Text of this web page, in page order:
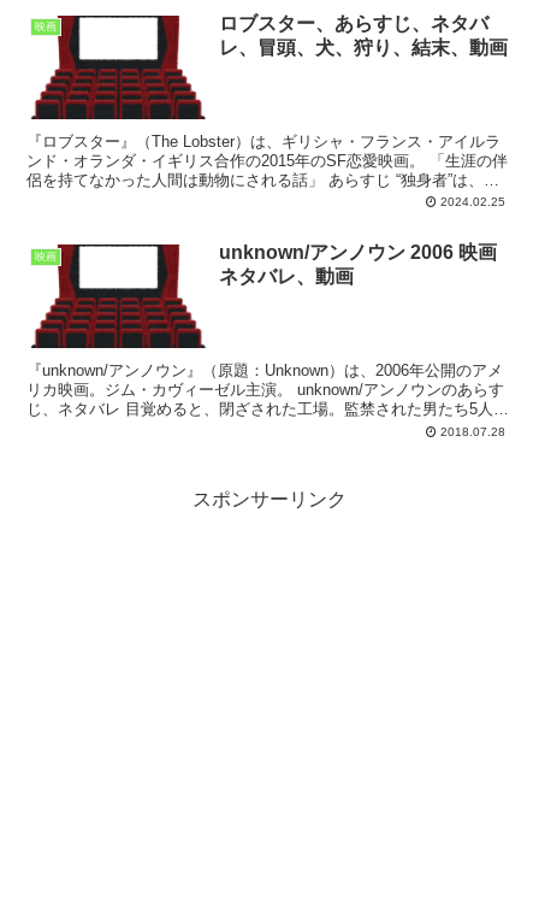
映画
ロブスター、あらすじ、ネタバ
レ、冒頭、犬、狩り、結末、動画
『ロブスター』（The Lobster）は、ギリシャ・フランス・アイルラ
ンド・オランダ・イギリス合作の2015年のSF恋愛映画。 「生涯の伴
侶を持てなかった人間は動物にされる話」 あらすじ “独身者”は、身
2024.02.25
映画
unknown/アンノウン 2006 映画
ネタバレ、動画
『unknown/アンノウン』（原題：Unknown）は、2006年公開のアメ
リカ映画。ジム・カヴィーゼル主演。 unknown/アンノウンのあらす
じ、ネタバレ 目覚めると、閉ざされた工場。監禁された男たち5人が
2018.07.28
スポンサーリンク